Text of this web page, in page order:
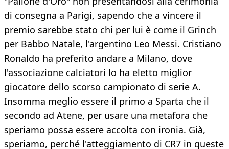
di consegna a Parigi, sapendo che a vincere il
premio sarebbe stato chi per lui è come il Grinch
per Babbo Natale, l'argentino Leo Messi. Cristiano
Ronaldo ha preferito andare a Milano, dove
l'associazione calciatori lo ha eletto miglior
giocatore dello scorso campionato di serie A.
Insomma meglio essere il primo a Sparta che il
secondo ad Atene, per usare una metafora che
speriamo possa essere accolta con ironia. Già,
speriamo, perché l'atteggiamento di CR7 in queste